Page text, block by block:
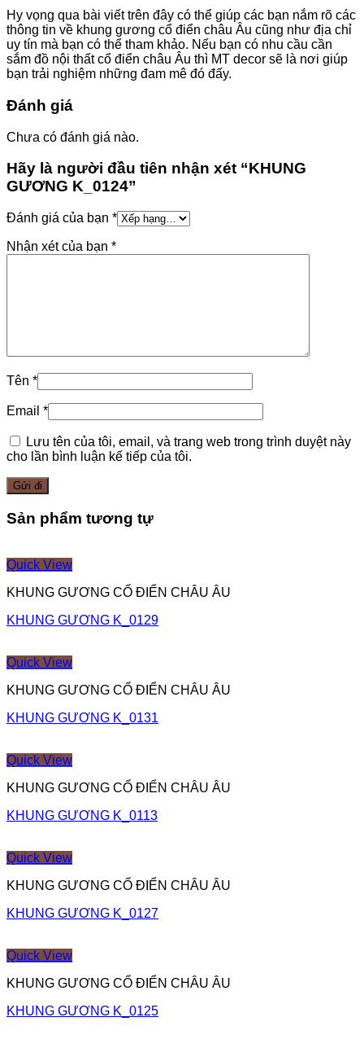
Hy vọng qua bài viết trên đây có thể giúp các bạn nắm rõ các
thông tin về khung gương cổ điển châu Âu cũng như địa chỉ
uy tín mà bạn có thể tham khảo. Nếu bạn có nhu cầu cần
sắm đồ nội thất cổ điển châu Âu thì MT decor sẽ là nơi giúp
bạn trải nghiệm những đam mê đó đấy.
Đánh giá
Chưa có đánh giá nào.
Hãy là người đầu tiên nhận xét “KHUNG
GƯƠNG K_0124”
Đánh giá của bạn *
Nhận xét của bạn *
Tên *
Email *
Lưu tên của tôi, email, và trang web trong trình duyệt này
cho lần bình luận kế tiếp của tôi.
Sản phẩm tương tự
Quick View
KHUNG GƯƠNG CỔ ĐIỂN CHÂU ÂU
KHUNG GƯƠNG K_0129
Quick View
KHUNG GƯƠNG CỔ ĐIỂN CHÂU ÂU
KHUNG GƯƠNG K_0131
Quick View
KHUNG GƯƠNG CỔ ĐIỂN CHÂU ÂU
KHUNG GƯƠNG K_0113
Quick View
KHUNG GƯƠNG CỔ ĐIỂN CHÂU ÂU
KHUNG GƯƠNG K_0127
Quick View
KHUNG GƯƠNG CỔ ĐIỂN CHÂU ÂU
KHUNG GƯƠNG K_0125